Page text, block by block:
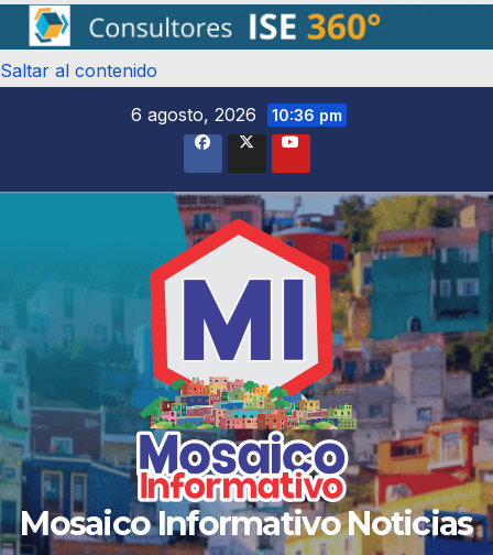
Saltar al contenido
6 agosto, 2026
10:36 pm
Mosaico Informativo Noticias